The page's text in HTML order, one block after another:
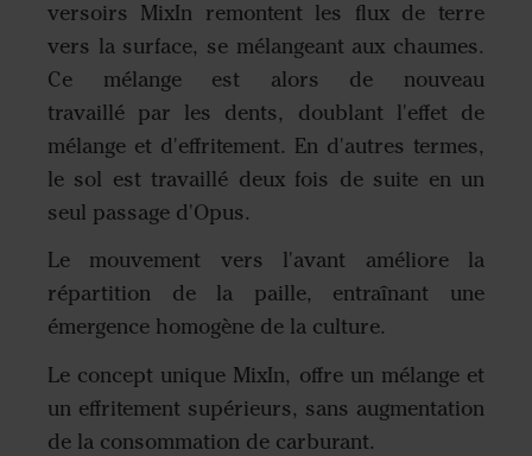
versoirs MixIn remontent les flux de terre
vers la surface, se mélangeant aux chaumes.
Ce mélange est alors de nouveau
travaillé par les dents, doublant l'effet de
mélange et d'effritement. En d'autres termes,
le sol est travaillé deux fois de suite en un
seul passage d'Opus.
Le mouvement vers l'avant améliore la
répartition de la paille, entraînant une
émergence homogène de la culture.
Le concept unique MixIn, offre un mélange et
un effritement supérieurs, sans augmentation
de la consommation de carburant.